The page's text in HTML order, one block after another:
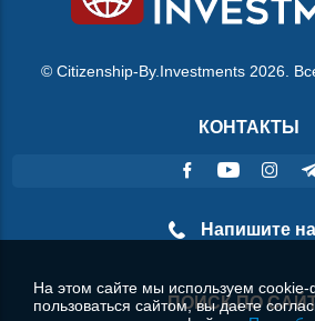
© Citizenship-By.Investments 2026.
КОНТАКТЫ
Напишите
ПОИСК ПО
На этом сайте мы используем
пользоваться сайтом, вы даете